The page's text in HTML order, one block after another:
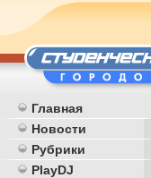
Главная
Новости
Рубрики
PlayDJ